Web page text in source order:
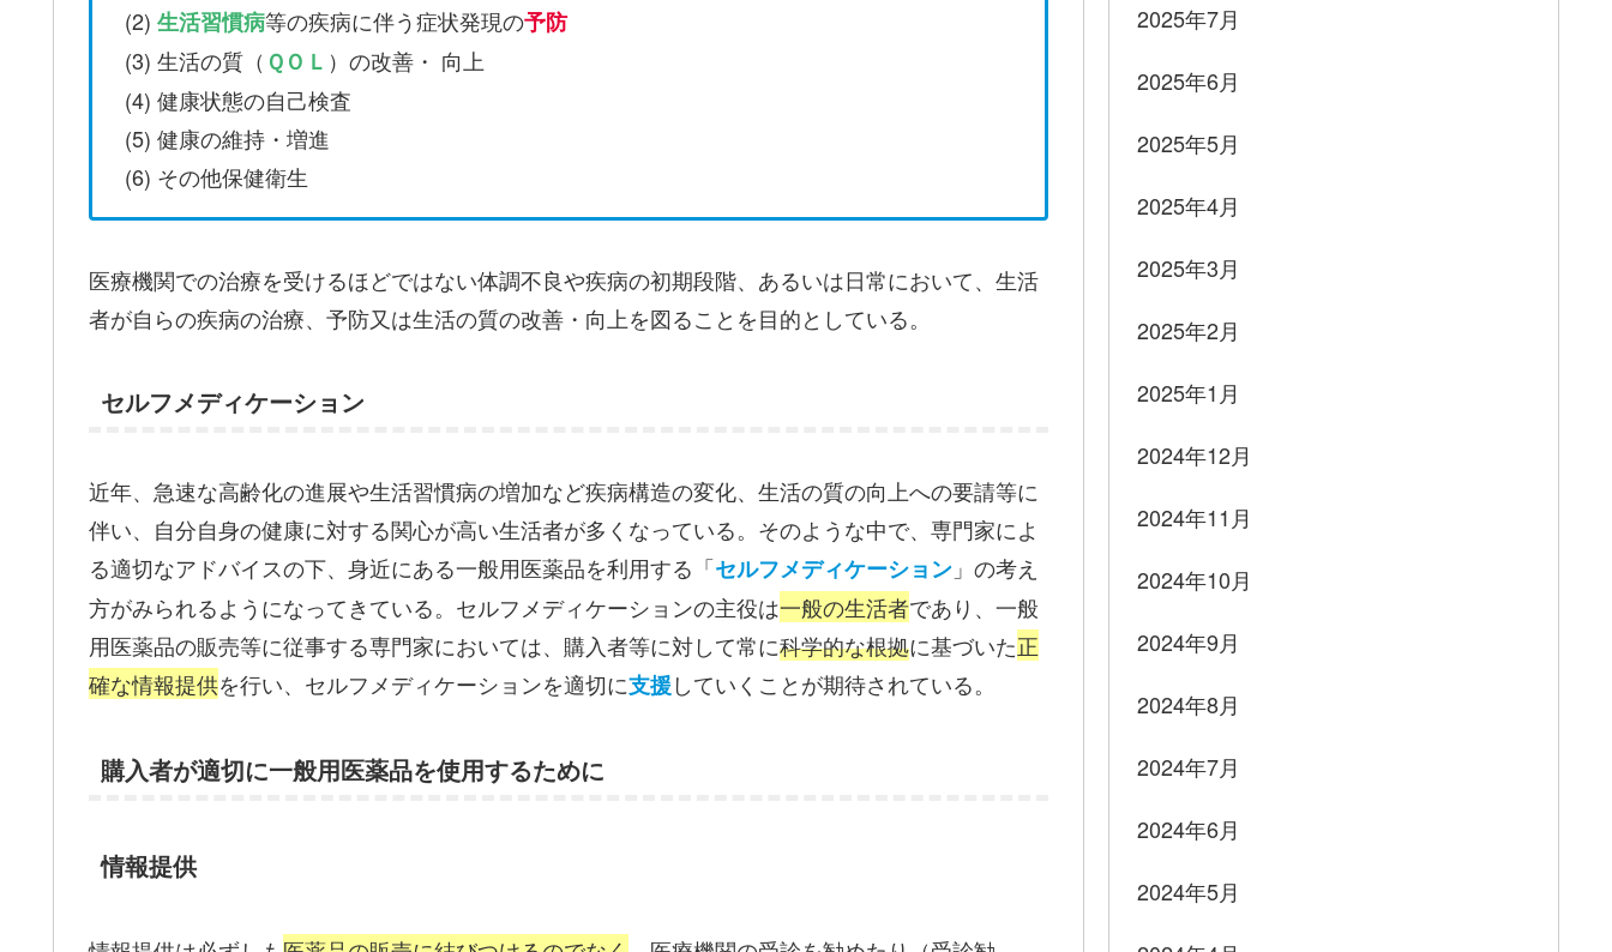
(2) 生活習慣病等の疾病に伴う症状発現の予防
(3) 生活の質（ ＱＯＬ ）の改善・ 向上
(4) 健康状態の自己検査
(5) 健康の維持・増進
(6) その他保健衛生
医療機関での治療を受けるほどではない体調不良や疾病の初期段階、あるいは日常において、生活
者が自らの疾病の治療、予防又は生活の質の改善・向上を図ることを目的としている。
セルフメディケーション
近年、急速な高齢化の進展や生活習慣病の増加など疾病構造の変化、生活の質の向上への要請等に
伴い、自分自身の健康に対する関心が高い生活者が多くなっている。そのような中で、専門家によ
る適切なアドバイスの下、身近にある一般用医薬品を利用する「セルフメディケーション 」の考え
方がみられるようになってきている。セルフメディケーションの主役は一般の生活者であり、一般
用医薬品の販売等に従事する専門家においては、購入者等に対して常に科学的な根拠に基づいた正
確な情報提供を行い、セルフメディケーションを適切に支援していくことが期待されている。
購入者が適切に一般用医薬品を使用するために
情報提供
2025年7月
2025年6月
2025年5月
2025年4月
2025年3月
2025年2月
2025年1月
2024年12月
2024年11月
2024年10月
2024年9月
2024年8月
2024年7月
2024年6月
2024年5月